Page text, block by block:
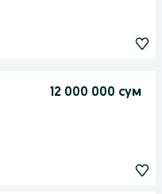
12 000 000 сум